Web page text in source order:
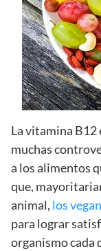
La vitamina B12
muchas
a los alimentos
que,
animal, los
para lograr
organismo cada